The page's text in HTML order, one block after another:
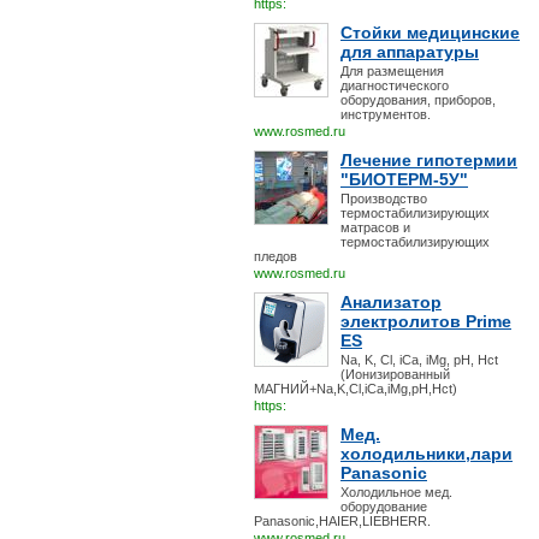
https:
Стойки медицинские
для аппаратуры
Для размещения
диагностического
оборудования, приборов,
инструментов.
www.rosmed.ru
Лечение гипотермии
"БИОТЕРМ-5У"
Производство
термостабилизирующих
матрасов и
термостабилизирующих
пледов
www.rosmed.ru
Анализатор
электролитов Prime
ES
Na, K, Cl, iCa, iMg, pH, Hct
(Ионизированный
МАГНИЙ+Na,K,Cl,iCa,iMg,pH,Hct)
https:
Мед.
холодильники,лари
Panasonic
Холодильное мед.
оборудование
Panasonic,HAIER,LIEBHERR.